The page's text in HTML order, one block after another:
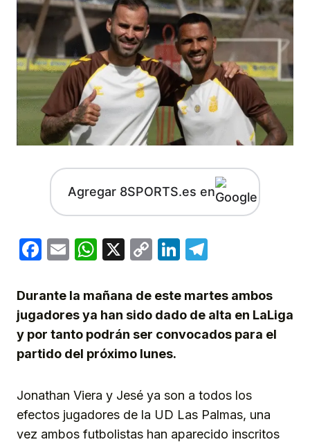
Agregar 8SPORTS.es en
Facebook
EmailWhatsApp
X
CopyLinkedIn
Durante la mañana de este martes ambos
jugadores ya han sido dado de alta en LaLiga
y por tanto podrán ser convocados para el
partido del próximo lunes.
Jonathan Viera y Jesé ya son a todos los
efectos jugadores de la UD Las Palmas, una
vez ambos futbolistas han aparecido inscritos